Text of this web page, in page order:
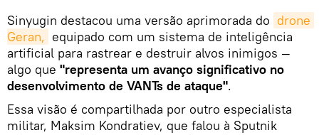
Sinyugin destacou uma versão aprimorada do drone
Geran, equipado com um sistema de inteligência
artificial para rastrear e destruir alvos inimigos —
algo que "representa um avanço significativo no
desenvolvimento de VANTs de ataque".
Essa visão é compartilhada por outro especialista
militar, Maksim Kondratiev, que falou à Sputnik